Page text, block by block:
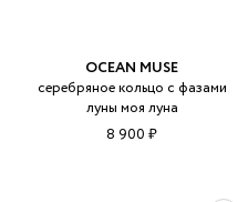
OCEAN MUSE
серебряное кольцо с фазами
луны моя луна
8 900 ₽